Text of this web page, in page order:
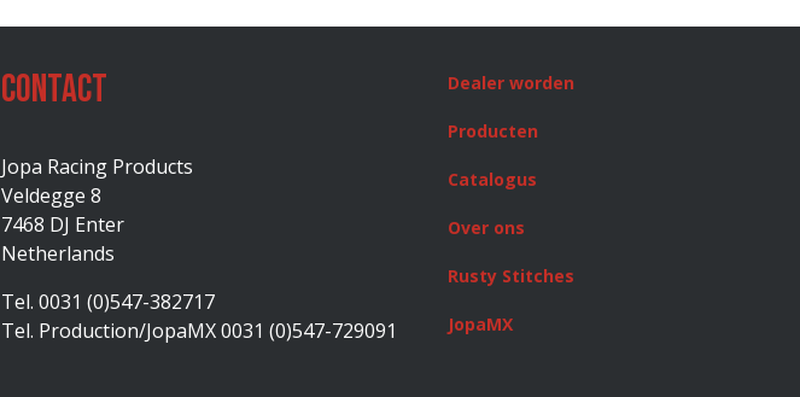
Contact
Jopa Racing Products
Veldegge 8
7468 DJ Enter
Netherlands
Tel. 0031 (0)547-382717
Tel. Production/JopaMX 0031 (0)547-729091
Dealer worden
Producten
Catalogus
Over ons
Rusty Stitches
JopaMX